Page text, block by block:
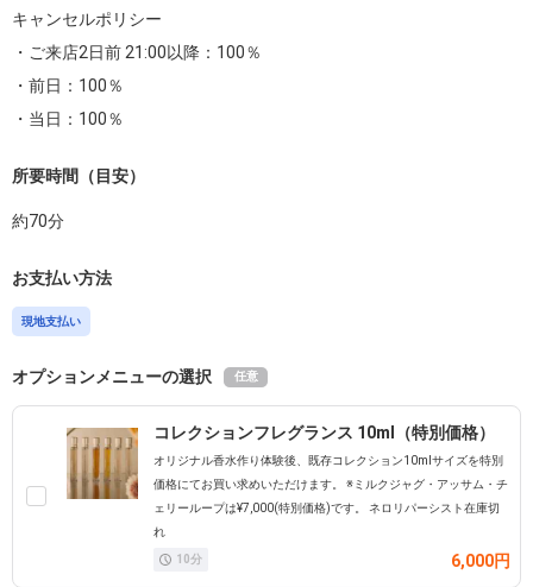
キャンセルポリシー
・ご来店2日前 21:00以降：100％
・前日：100％
・当日：100％
所要時間（目安）
約70分
お支払い方法
現地支払い
オプションメニューの選択 任意
コレクションフレグランス 10ml（特別価格）
オリジナル香水作り体験後、既存コレクション10mlサイズを特別
価格にてお買い求めいただけます。 ※ミルクジャグ・アッサム・チ
ェリーループは¥7,000(特別価格)です。 ネロリパーシスト在庫切
れ
10分 6,000円